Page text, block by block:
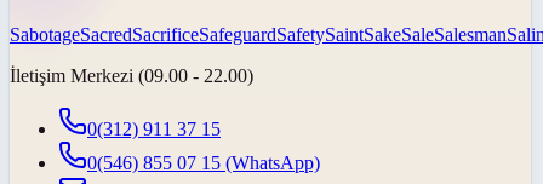
SabotageSacredSacrificeSafeguardSafetySaintSakeSaleSalesman
İletişim Merkezi (09.00 - 22.00)
0(312) 911 37 15
0(546) 855 07 15 (WhatsApp)